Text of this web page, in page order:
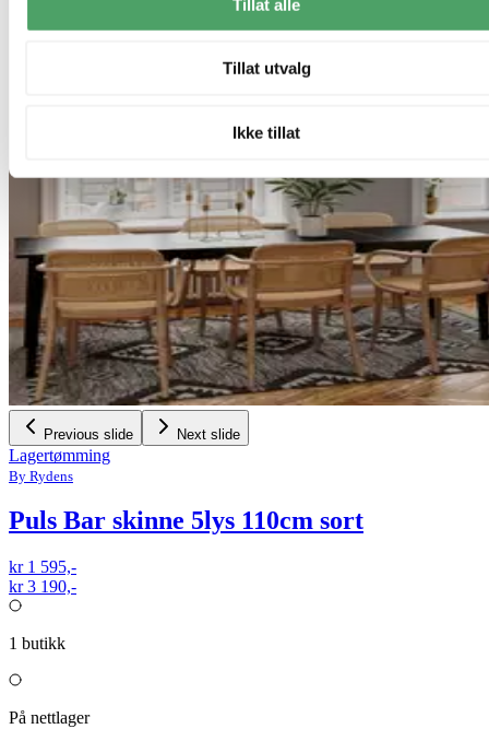
Tillat alle
Tillat utvalg
Ikke tillat
Previous slide Next slide
Lagertømming
By Rydens
Puls Bar skinne 5lys 110cm sort
kr 1 595,-
kr 3 190,-
1 butikk
På nettlager